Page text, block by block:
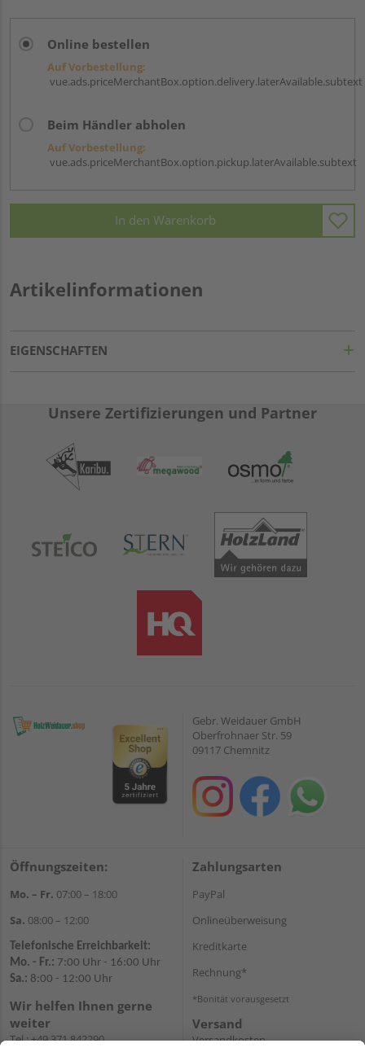
Online bestellen
Auf Vorbestellung:
vue.ads.priceMerchantBox.option.delivery.laterAvailable.subtext
Beim Händler abholen
Auf Vorbestellung:
vue.ads.priceMerchantBox.option.pickup.laterAvailable.subtext
In den Warenkorb
Artikelinformationen
EIGENSCHAFTEN
Unsere Zertifizierungen und Partner
Gebr. Weidauer GmbH
Oberfrohnaer Str. 59
09117 Chemnitz
Öffnungszeiten:
Mo. – Fr. 07:00 – 18:00
Sa. 08:00 – 12:00
Telefonische Erreichbarkeit:
Mo. - Fr.: 7:00 Uhr - 16:00 Uhr
Sa.: 8:00 - 12:00 Uhr
Wir helfen Ihnen gerne
weiter
Tel.:+49 371 842290
Zahlungsarten
PayPal
Onlineüberweisung
Kreditkarte
Rechnung*
*Bonität vorausgesetzt
Versand
Versandkosten